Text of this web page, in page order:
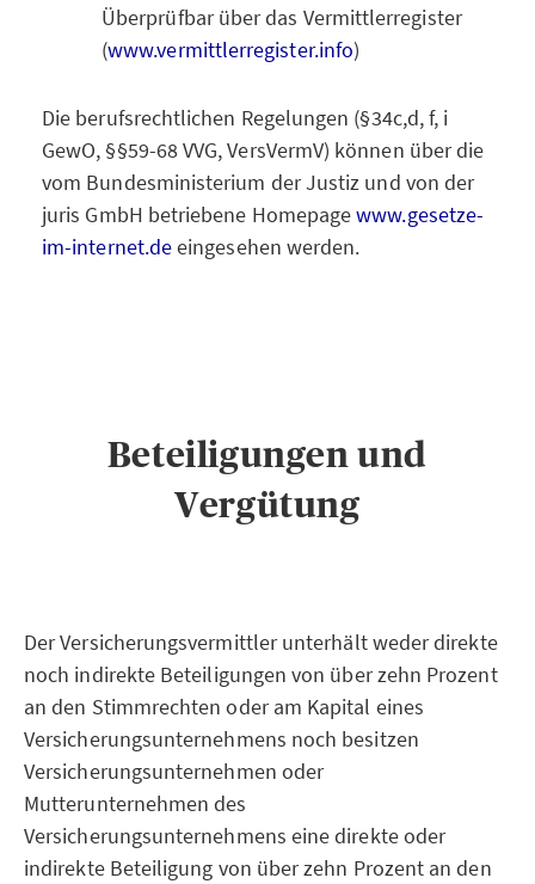
Überprüfbar über das Vermittlerregister
(www.vermittlerregister.info)
Die berufsrechtlichen Regelungen (§34c,d, f, i
GewO, §§59-68 VVG, VersVermV) können über die
vom Bundesministerium der Justiz und von der
juris GmbH betriebene Homepagewww.gesetze-
im-internet.deeingesehen werden.
Beteiligungen und
Vergütung
Der Versicherungsvermittler unterhält weder direkte
noch indirekte Beteiligungen von über zehn Prozent
an den Stimmrechten oder am Kapital eines
Versicherungsunternehmens noch besitzen
Versicherungsunternehmen oder
Mutterunternehmen des
Versicherungsunternehmens eine direkte oder
indirekte Beteiligung von über zehn Prozent an den